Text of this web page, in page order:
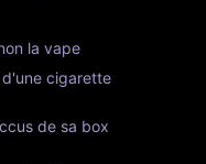
la vape
cigarette
de sa box